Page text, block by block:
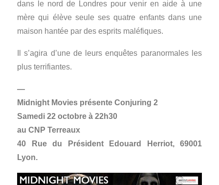
dans le nord de Londres pour venir en aide à une
mère qui élève seule ses quatre enfants dans une
maison hantée par des esprits maléfiques.
Il s’agira d’une de leurs enquêtes paranormales les
plus terrifiantes.
—
Midnight Movies présente Conjuring 2
Samedi 22 octobre à 22h30
au CNP Terreaux
40 Rue du Président Edouard Herriot, 69001
Lyon.